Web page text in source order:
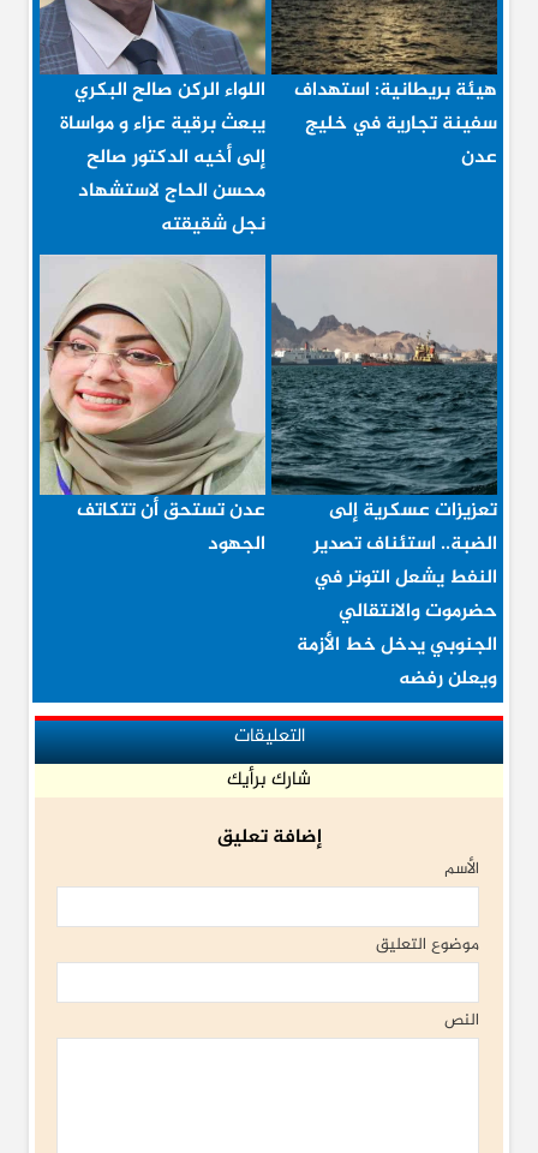
هيئة بريطانية: استهداف
سفينة تجارية في خليج
عدن
اللواء الركن صالح البكري
يبعث برقية عزاء و مواساة
إلى أخيه الدكتور صالح
محسن الحاج لاستشهاد
نجل شقيقته
تعزيزات عسكرية إلى
الضبة.. استئناف تصدير
النفط يشعل التوتر في
حضرموت والانتقالي
الجنوبي يدخل خط الأزمة
ويعلن رفضه
عدن تستحق أن تتكاتف
الجهود
التعليقات
شارك برأيك
إضافة تعليق
الأسم
موضوع التعليق
النص